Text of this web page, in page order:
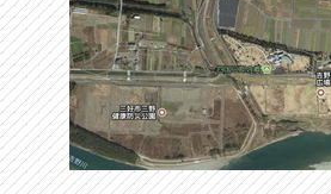
会社概要
お問い合わせ